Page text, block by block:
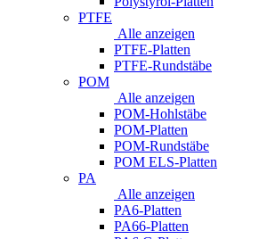
PTFE
Alle anzeigen
PTFE-Platten
PTFE-Rundstäbe
POM
Alle anzeigen
POM-Hohlstäbe
POM-Platten
POM-Rundstäbe
POM ELS-Platten
PA
Alle anzeigen
PA6-Platten
PA66-Platten